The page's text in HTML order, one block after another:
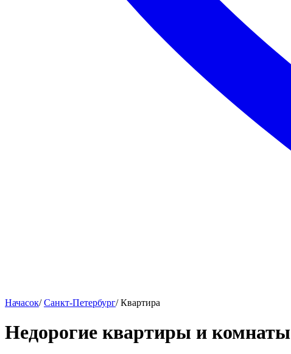
Начасок/ Санкт-Петербург/ Квартира
Недорогие квартиры и